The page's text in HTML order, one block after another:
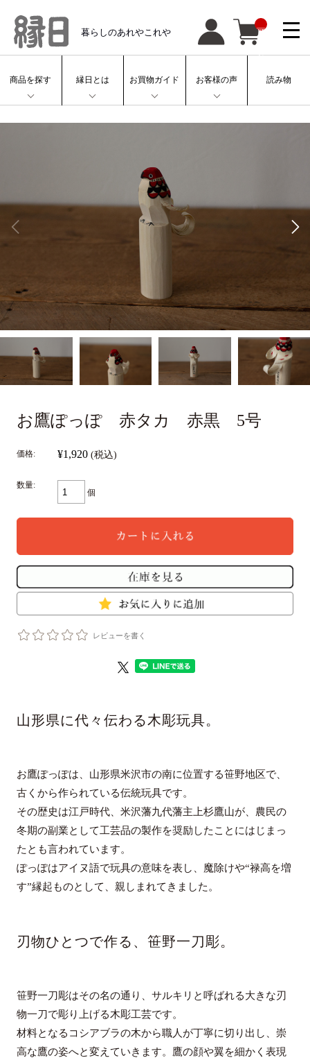
暮らしのあれやこれや
IT
M
C
商品を探す 縁日とは お買物ガイド お客様の声 読み物
お鷹ぽっぽ 赤タカ 赤黒 5号
価格: ¥1,920 (税込)
数量:
個
レビューを書く
山形県に代々伝わる木彫玩具。
お鷹ぽっぽは、山形県米沢市の南に位置する笹野地区で、
古くから作られている伝統玩具です。
その歴史は江戸時代、米沢藩九代藩主上杉鷹山が、農民の
冬期の副業として工芸品の製作を奨励したことにはじまっ
たとも言われています。
ぽっぽはアイヌ語で玩具の意味を表し、魔除けや“禄高を増
す”縁起ものとして、親しまれてきました。
刃物ひとつで作る、笹野一刀彫。
笹野一刀彫はその名の通り、サルキリと呼ばれる大きな刃
物一刀で彫り上げる木彫工芸です。
材料となるコシアブラの木から職人が丁寧に切り出し、崇
高な鷹の姿へと変えていきます。鷹の顔や翼を細かく表現